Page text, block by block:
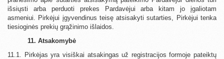
išsiųsti arba perduoti prekes Pardavėjui arba kitam jo įgaliotam
asmeniui. Pirkėjui įgyvendinus teisę atsisakyti sutarties, Pirkėjui tenka
tiesioginės prekių grąžinimo išlaidos.
11. Atsakomybė
11.1. Pirkėjas yra visiškai atsakingas už registracijos formoje pateiktų